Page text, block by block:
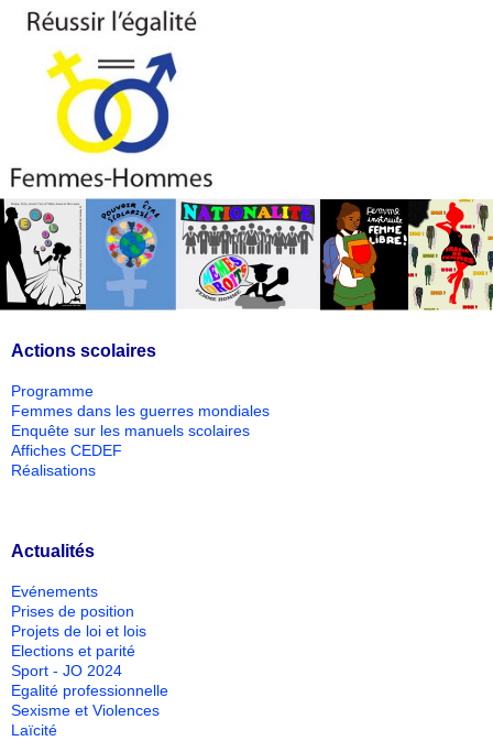
Actions scolaires
Programme
Femmes dans les guerres mondiales
Enquête sur les manuels scolaires
Affiches CEDEF
Réalisations
Actualités
Evénements
Prises de position
Projets de loi et lois
Elections et parité
Sport - JO 2024
Egalité professionnelle
Sexisme et Violences
Laïcité